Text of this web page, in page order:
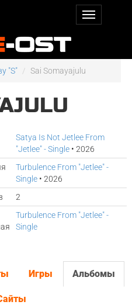
"S" Sai Somayajulu
Satya Is Not Jetlee From
"Jetlee" - Single • 2026
Turbulence From "Jetlee" -
Single • 2026
2
Turbulence From "Jetlee" -
Single
Игры Альбомы